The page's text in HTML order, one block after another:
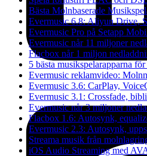
Bästa Molnbaserade
Evermusic 6.8: Aliyun Drive,
Evermusic Pro på Setapp
Evermusic når 11 miljoner
Flacbox når 1 miljon
5 bästa musikspelarapparna
Evermusic reklamvideo:
Evermusic 3.6: CarPlay,
Evermusic 3.1: Crossfade,
Evermusic når 3 miljoner
Flacbox 1.6: Autosynk,
Evermusic 2.3: Autosynk,
Streama musik från
iOS Audio Streaming med